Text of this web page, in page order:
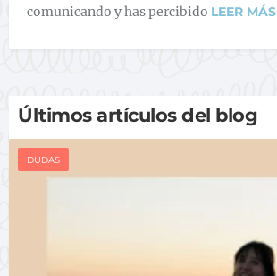
comunicando y has percibido LEER MÁS
Últimos artículos del blog
DUDAS